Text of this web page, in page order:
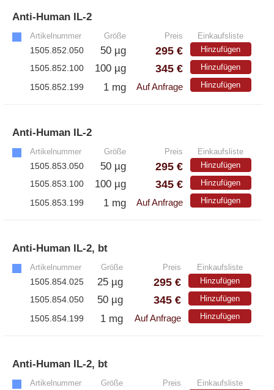
Anti-Human IL-2
Artikelnummer Größe Preis Einkaufsliste
1505.852.050 50 µg 295 € Hinzufügen
1505.852.100 100 µg 345 € Hinzufügen
1505.852.199 1 mg Auf Anfrage Hinzufügen
Anti-Human IL-2
Artikelnummer Größe Preis Einkaufsliste
1505.853.050 50 µg 295 € Hinzufügen
1505.853.100 100 µg 345 € Hinzufügen
1505.853.199 1 mg Auf Anfrage Hinzufügen
Anti-Human IL-2, bt
Artikelnummer Größe Preis Einkaufsliste
1505.854.025 25 µg 295 € Hinzufügen
1505.854.050 50 µg 345 € Hinzufügen
1505.854.199 1 mg Auf Anfrage Hinzufügen
Anti-Human IL-2, bt
Artikelnummer Größe Preis Einkaufsliste